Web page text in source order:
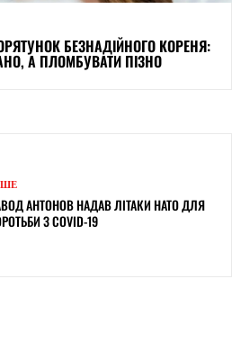
БЕЗНАДІЙНОГО КОРЕНЯ:
А ПЛОМБУВАТИ ПІЗНО
АНТОНОВ НАДАВ ЛІТАКИ НАТО ДЛЯ
З COVID-19